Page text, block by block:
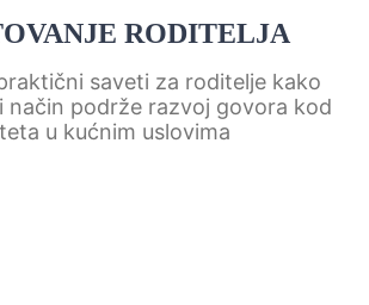
RODITELJA
saveti za roditelje kako
način podrže razvoj govora kod
u kućnim uslovima